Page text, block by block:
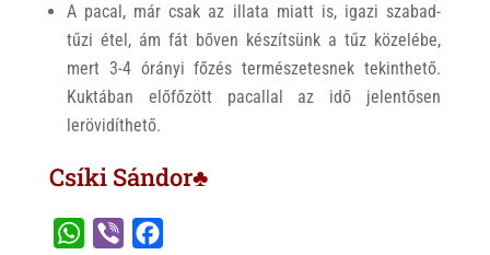
A pacal, már csak az illata miatt is, igazi szabad-
tűzi étel, ám fát bőven készítsünk a tűz közelébe,
mert 3-4 órányi főzés természetesnek tekinthető.
Kuktában előfőzött pacallal az idő jelentősen
lerövidíthető.
Csíki Sándor♣